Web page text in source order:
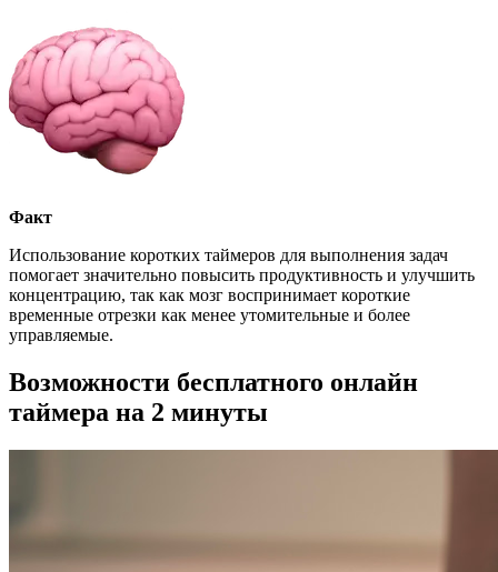
Факт
Использование коротких таймеров для выполнения задач
помогает значительно повысить продуктивность и улучшить
концентрацию, так как мозг воспринимает короткие
временные отрезки как менее утомительные и более
управляемые.
Возможности бесплатного онлайн
таймера на 2 минуты